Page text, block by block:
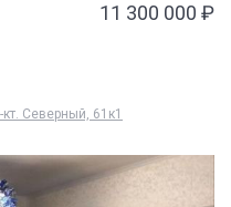
11 300 000 ₽
Северный, 61к1